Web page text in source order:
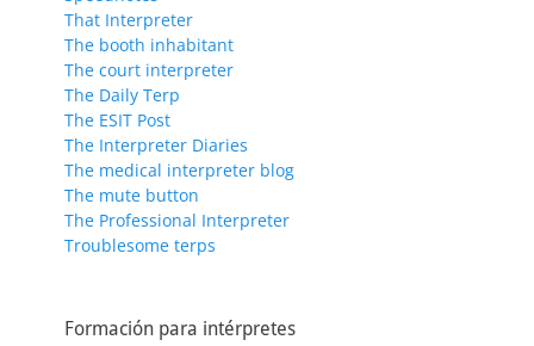
That Interpreter
The booth inhabitant
The court interpreter
The Daily Terp
The ESIT Post
The Interpreter Diaries
The medical interpreter blog
The mute button
The Professional Interpreter
Troublesome terps
Formación para intérpretes